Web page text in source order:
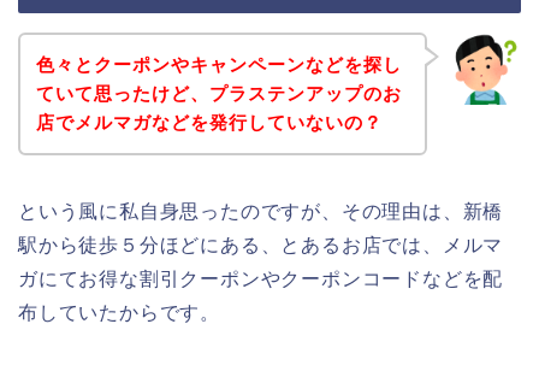
色々とクーポンやキャンペーンなどを探し
ていて思ったけど、プラステンアップのお
店でメルマガなどを発行していないの？
という風に私自身思ったのですが、その理由は、新橋
駅から徒歩５分ほどにある、とあるお店では、メルマ
ガにてお得な割引クーポンやクーポンコードなどを配
布していたからです。